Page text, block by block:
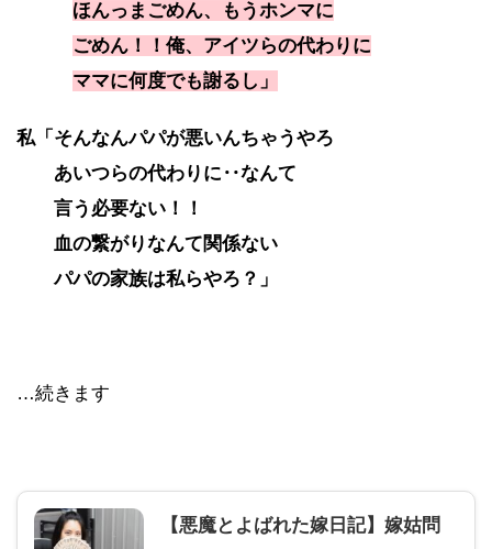
ほんっまごめん、もうホンマに
ごめん！！俺、アイツらの代わりに
ママに何度でも謝るし」
私「そんなんパパが悪いんちゃうやろ
あいつらの代わりに‥なんて
言う必要ない！！
血の繋がりなんて関係ない
パパの家族は私らやろ？」
…続きます
【悪魔とよばれた嫁日記】嫁姑問